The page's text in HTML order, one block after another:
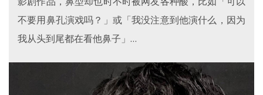
不要用鼻孔演戏吗？」或「我没注意到他演什么，因为
我从头到尾都在看他鼻子」…